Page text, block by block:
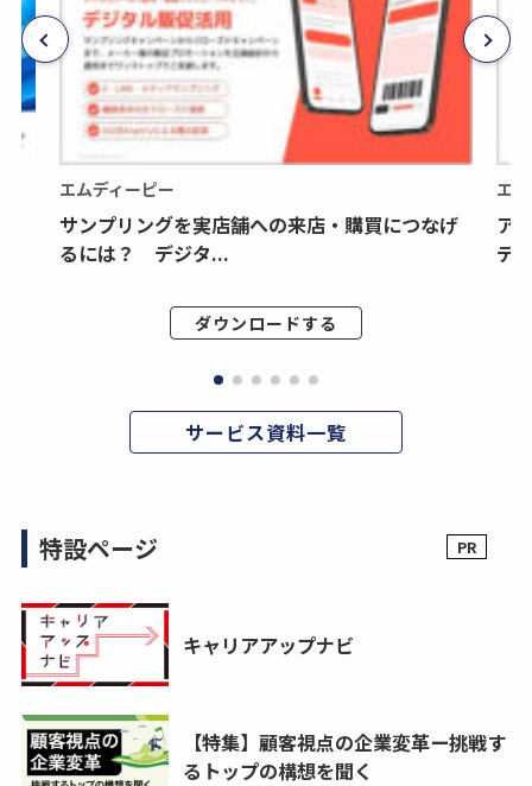
エムディーピー
サンプリングを実店舗への来店・購買につなげ
るには？ デジタ...
ダウンロードする
エ
ア
デ
サービス資料一覧
特設ページ
キャリアアップナビ
【特集】顧客視点の企業変革ー挑戦す
るトップの構想を聞く